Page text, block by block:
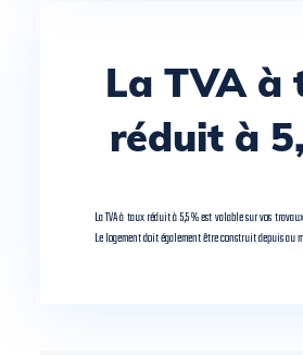
La TVA à
réduit à
La TVA à taux réduit à 5,5 % est valable sur vos
Le logement doit également être construit depuis au